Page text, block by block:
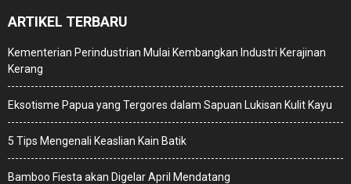
ARTIKEL TERBARU
Kementerian Perindustrian Mulai Kembangkan Industri Kerajinan
Kerang
Eksotisme Papua yang Tergores dalam Sapuan Lukisan Kulit Kayu
5 Tips Mengenali Keaslian Kain Batik
Bamboo Fiesta akan Digelar April Mendatang